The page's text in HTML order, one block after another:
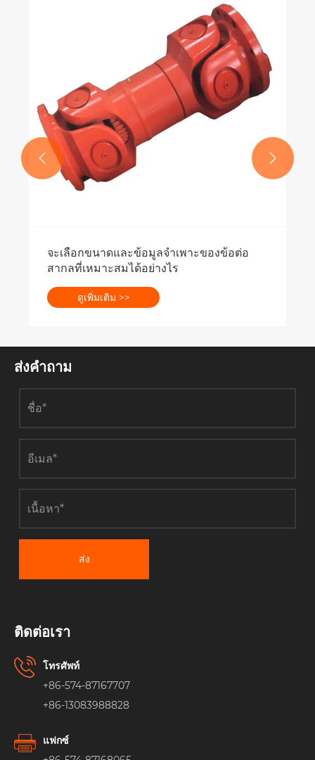
จะเลือกขนาดและข้อมูลจำเพาะของข้อต่อ
สากลที่เหมาะสมได้อย่างไร
ดูเพิ่มเติม >>
 
ส่งคำถาม
ส่ง
ติดต่อเรา
โทรศัพท์
+86-574-87167707
+86-13083988828
แฟกซ์